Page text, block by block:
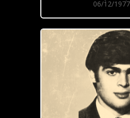
06/12/1977